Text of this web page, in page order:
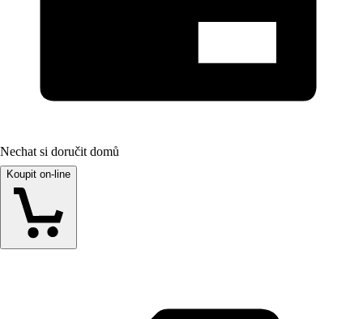
Nechat si doručit domů
Koupit on-line